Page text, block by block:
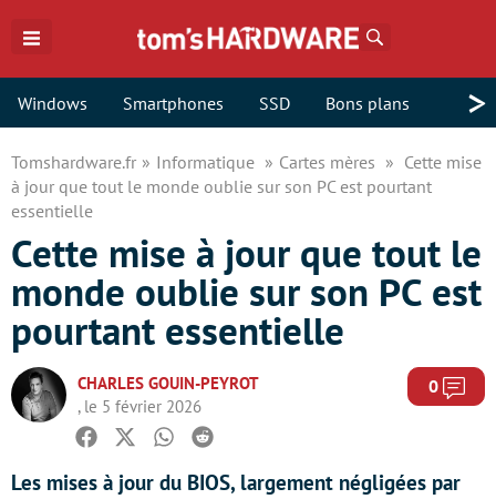
Windows Smartphones SSD Bons plans >
Tomshardware.fr Informatique Cartes mères
Cette mise
à jour que tout le monde oublie sur son PC est pourtant
essentielle
Cette mise à jour que tout le
monde oublie sur son PC est
pourtant essentielle
CHARLES GOUIN-PEYROT
, le 5 février 2026
0
Facebook
TwitterWhatsapp
Reddit
Les mises à jour du BIOS, largement négligées par